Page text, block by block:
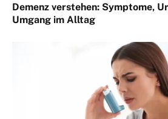
Demenz verstehen: Symptome,
Umgang im Alltag